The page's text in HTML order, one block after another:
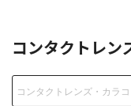
コンタクトレン